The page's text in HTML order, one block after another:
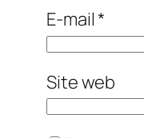
E-mail*
Site web